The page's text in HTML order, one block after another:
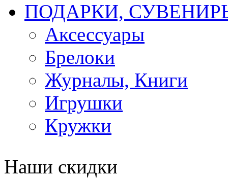
ПОДАРКИ,
Аксессуары
Брелоки
Журналы, Книги
Игрушки
Кружки
Наши скидки